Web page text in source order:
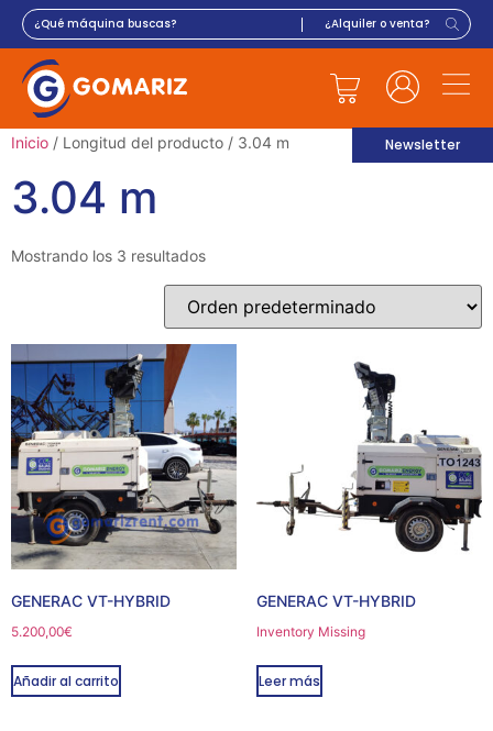
Newsletter
Inicio / Longitud del producto / 3.04 m
3.04 m
Mostrando los 3 resultados
GENERAC VT-HYBRID
5.200,00€
Añadir al carrito
GENERAC VT-HYBRID
Inventory Missing
Leer más